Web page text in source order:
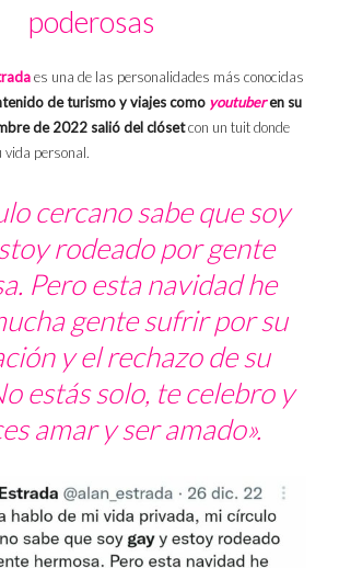
poderosas
es una de las personalidades más conocidas
de turismo y viajes como youtuberen su
de 2022 salió del clósetcon un tuit donde
vida personal.
cercano sabe que soy
rodeado por gente
Pero esta navidad he
gente sufrir por su
y el rechazo de su
estás solo, te celebro y
amar y ser amado».